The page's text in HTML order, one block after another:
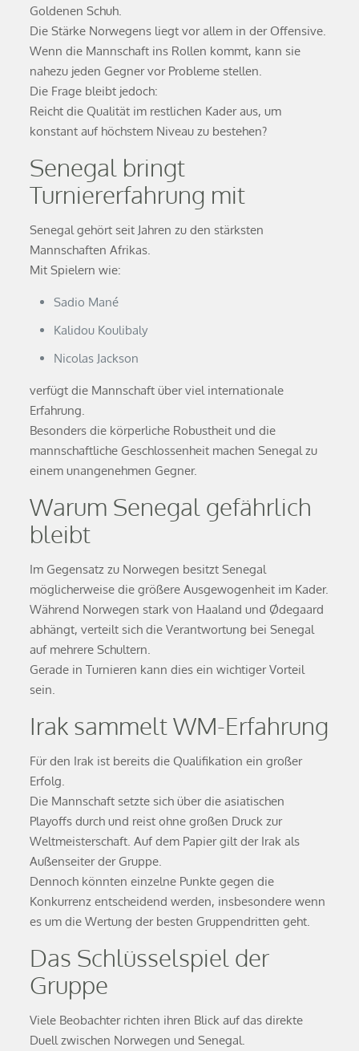
Goldenen Schuh.
Die Stärke Norwegens liegt vor allem in der Offensive.
Wenn die Mannschaft ins Rollen kommt, kann sie
nahezu jeden Gegner vor Probleme stellen.
Die Frage bleibt jedoch:
Reicht die Qualität im restlichen Kader aus, um
konstant auf höchstem Niveau zu bestehen?
Senegal bringt
Turniererfahrung mit
Senegal gehört seit Jahren zu den stärksten
Mannschaften Afrikas.
Mit Spielern wie:
Sadio Mané
Kalidou Koulibaly
Nicolas Jackson
verfügt die Mannschaft über viel internationale
Erfahrung.
Besonders die körperliche Robustheit und die
mannschaftliche Geschlossenheit machen Senegal zu
einem unangenehmen Gegner.
Warum Senegal gefährlich
bleibt
Im Gegensatz zu Norwegen besitzt Senegal
möglicherweise die größere Ausgewogenheit im Kader.
Während Norwegen stark von Haaland und Ødegaard
abhängt, verteilt sich die Verantwortung bei Senegal
auf mehrere Schultern.
Gerade in Turnieren kann dies ein wichtiger Vorteil
sein.
Irak sammelt WM-Erfahrung
Für den Irak ist bereits die Qualifikation ein großer
Erfolg.
Die Mannschaft setzte sich über die asiatischen
Playoffs durch und reist ohne großen Druck zur
Weltmeisterschaft. Auf dem Papier gilt der Irak als
Außenseiter der Gruppe.
Dennoch könnten einzelne Punkte gegen die
Konkurrenz entscheidend werden, insbesondere wenn
es um die Wertung der besten Gruppendritten geht.
Das Schlüsselspiel der
Gruppe
Viele Beobachter richten ihren Blick auf das direkte
Duell zwischen Norwegen und Senegal.